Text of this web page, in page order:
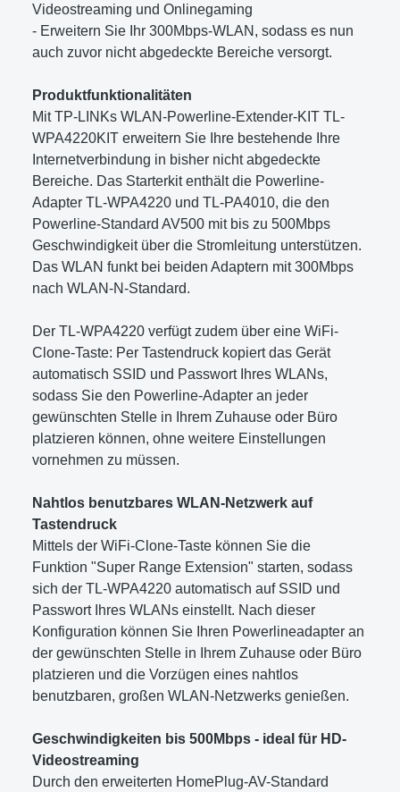
Videostreaming und Onlinegaming
- Erweitern Sie Ihr 300Mbps-WLAN, sodass es nun
auch zuvor nicht abgedeckte Bereiche versorgt.
Produktfunktionalitäten
Mit TP-LINKs WLAN-Powerline-Extender-KIT TL-
WPA4220KIT erweitern Sie Ihre bestehende Ihre
Internetverbindung in bisher nicht abgedeckte
Bereiche. Das Starterkit enthält die Powerline-
Adapter TL-WPA4220 und TL-PA4010, die den
Powerline-Standard AV500 mit bis zu 500Mbps
Geschwindigkeit über die Stromleitung unterstützen.
Das WLAN funkt bei beiden Adaptern mit 300Mbps
nach WLAN-N-Standard.
Der TL-WPA4220 verfügt zudem über eine WiFi-
Clone-Taste: Per Tastendruck kopiert das Gerät
automatisch SSID und Passwort Ihres WLANs,
sodass Sie den Powerline-Adapter an jeder
gewünschten Stelle in Ihrem Zuhause oder Büro
platzieren können, ohne weitere Einstellungen
vornehmen zu müssen.
Nahtlos benutzbares WLAN-Netzwerk auf
Tastendruck
Mittels der WiFi-Clone-Taste können Sie die
Funktion "Super Range Extension" starten, sodass
sich der TL-WPA4220 automatisch auf SSID und
Passwort Ihres WLANs einstellt. Nach dieser
Konfiguration können Sie Ihren Powerlineadapter an
der gewünschten Stelle in Ihrem Zuhause oder Büro
platzieren und die Vorzügen eines nahtlos
benutzbaren, großen WLAN-Netzwerks genießen.
Geschwindigkeiten bis 500Mbps - ideal für HD-
Videostreaming
Durch den erweiterten HomePlug-AV-Standard